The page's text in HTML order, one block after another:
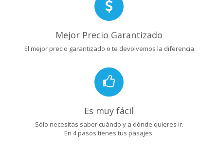
Mejor Precio Garantizado
El mejor precio garantizado o te devolvemos la diferencia
Es muy fácil
Sólo necesitas saber cuándo y a dónde quieres ir.
En 4 pasos tienes tus pasajes.